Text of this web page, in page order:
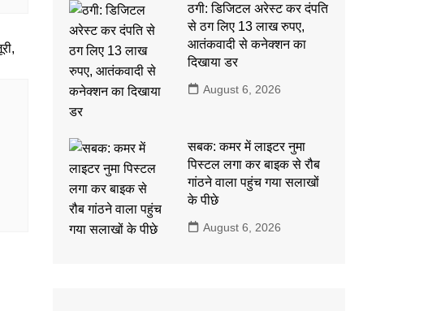
ठगी: डिजिटल अरेस्ट कर दंपति
से ठग लिए 13 लाख रुपए,
आतंकवादी से कनेक्शन का
दिखाया डर
August 6, 2026
सबक: कमर में लाइटर नुमा
पिस्टल लगा कर बाइक से रौब
गांठने वाला पहुंच गया सलाखों
के पीछे
August 6, 2026